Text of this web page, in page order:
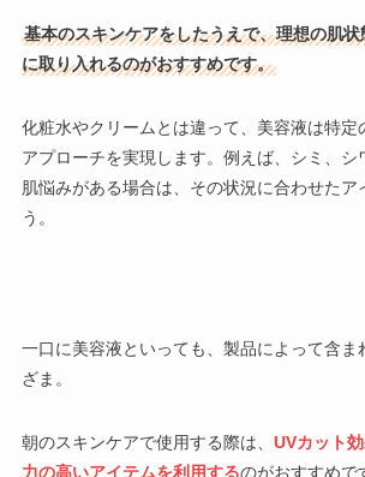
基本のスキンケアをしたうえで、理想の肌
に取り入れるのがおすすめです。
化粧水やクリームとは違って、美容液は特定
アプローチを実現します。例えば、シミ、シ
肌悩みがある場合は、その状況に合わせたア
う。
一口に美容液といっても、製品によって含ま
ざま。
朝のスキンケアで使用する際は、 UVカット
力の高いアイテムを利用するのがおすすめで